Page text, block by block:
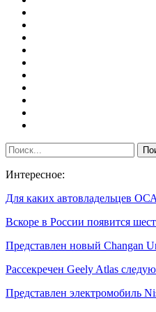
Интересное:
Для каких автовладельцев
Вскоре в России появится
Представлен новый Changan
Рассекречен Geely Atlas
Представлен электромобиль